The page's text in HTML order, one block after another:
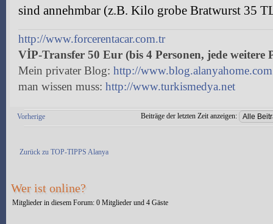
sind annehmbar (z.B. Kilo grobe Bratwurst 35
http://www.forcerentacar.com.tr
VİP-Transfer 50 Eur (bis 4 Personen, jede weitere
Mein privater Blog: http://www.blog.alanyahome.com
man wissen muss: http://www.turkismedya.net
Vorherige Beiträge der letzten Zeit anzeigen:
Zurück zu TOP-TIPPS Alanya
Wer ist online?
Mitglieder in diesem Forum: 0 Mitglieder und 4 Gäste